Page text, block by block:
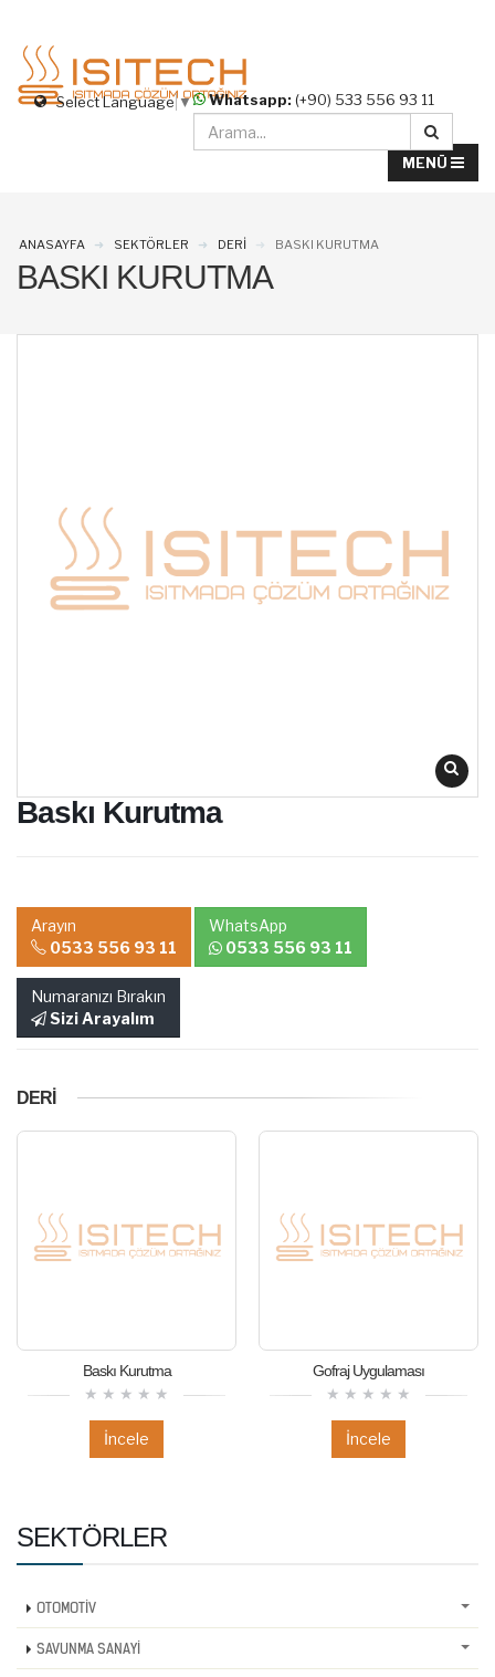
Select Language ▼ Whatsapp: (+90) 533 556 93 11
ANASAYFA SEKTÖRLER DERİ BASKI KURUTMA
BASKI KURUTMA
Baskı Kurutma
Arayın
0533 556 93 11
WhatsApp
0533 556 93 11
Numaranızı Bırakın
Sizi Arayalım
DERİ
Baskı Kurutma
İncele
Gofraj Uygulaması
İncele
SEKTÖRLER
OTOMOTİV
SAVUNMA SANAYİ